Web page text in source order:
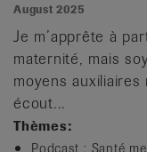
August 2025
Je m’apprête à
maternité, mais
moyens
écout...
Thèmes:
Podcast : Santé